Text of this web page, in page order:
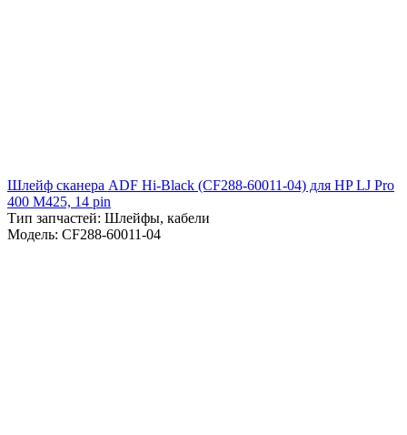
Шлейф сканера ADF Hi-Black (CF288-60011-04) для HP LJ Pro
400 M425, 14 pin
Тип запчастей: Шлейфы, кабели
Модель: CF288-60011-04